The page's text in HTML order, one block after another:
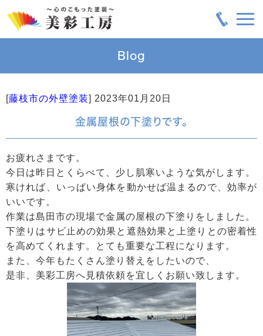
Blog
[藤枝市の外壁塗装] 2023年01月20日
金属屋根の下塗りです。
お疲れさまです。
今日は昨日とくらべて、少し肌寒いような気がします。
寒ければ、いっぱい身体を動かせば温まるので、効率が
いいです。
作業は島田市の現場で金属の屋根の下塗りをしました。
下塗りはサビ止めの効果と遮熱効果と上塗りとの密着性
を高めてくれます。とても重要な工程になります。
また、今年もたくさん塗り替えをしたいので、
是非、美彩工房へ見積依頼を宜しくお願い致します。